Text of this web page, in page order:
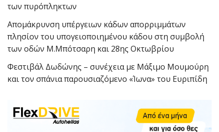
των πυρόπληκτων
Απομάκρυνση υπέργειων κάδων απορριμμάτων
πλησίον του υπογειοποιημένου κάδου στη συμβολή
των οδών Μ.Μπότσαρη και 28ης Οκτωβρίου
Φεστιβάλ Δωδώνης – συνέχεια με Μάξιμο Μουμούρη
και τον σπάνια παρουσιαζόμενο «Ίωνα» του Ευριπίδη